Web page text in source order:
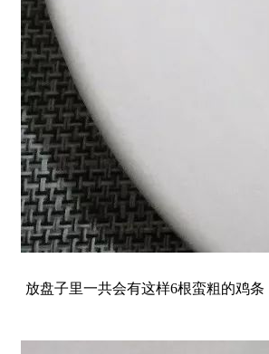
放盘子里一共会有这样6根蛮粗的鸡条